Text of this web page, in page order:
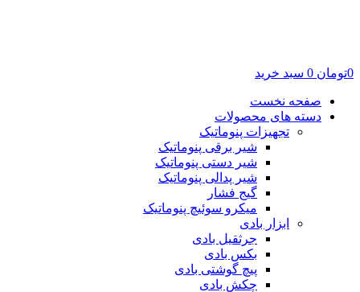
0تومان 0 سبد خرید
صفحه نخست
دسته های محصولات
تجهیزات پنوماتیک
شیر برقی پنوماتیک
شیر دستی پنوماتیک
شیر پدالی پنوماتیک
گیج فشار
میکرو سوئیچ پنوماتیک
ابزار بادی
جرثقیل بادی
بکس بادی
پیچ گوشتی بادی
چکش بادی